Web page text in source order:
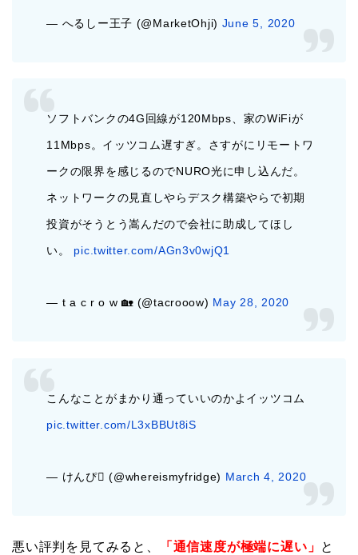
— へるしー王子 (@MarketOhji) June 5, 2020
ソフトバンクの4G回線が120Mbps、家のWiFiが
11Mbps。イッツコム遅すぎ。さすがにリモートワ
ークの限界を感じるのでNURO光に申し込んだ。
ネットワークの見直しやらデスク構築やらで初期
投資がそうとう嵩んだので会社に助成してほし
い。 pic.twitter.com/AGn3v0wjQ1
— t a c r o w 🏡 (@tacrooow) May 28, 2020
こんなことがまかり通っていいのかよイッツコム
pic.twitter.com/L3xBBUt8iS
— けんぴ (@whereismyfridge) March 4, 2020
悪い評判を見てみると、 「通信速度が極端に遅い」 と